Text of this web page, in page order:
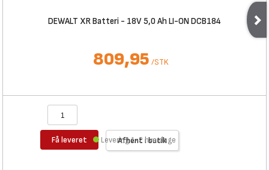
DEWALT XR Batteri - 18V 5,0 Ah LI-ON DCB184
809,95 /STK
Få leveret Afhent i butik
Levering 1-2 hverdage